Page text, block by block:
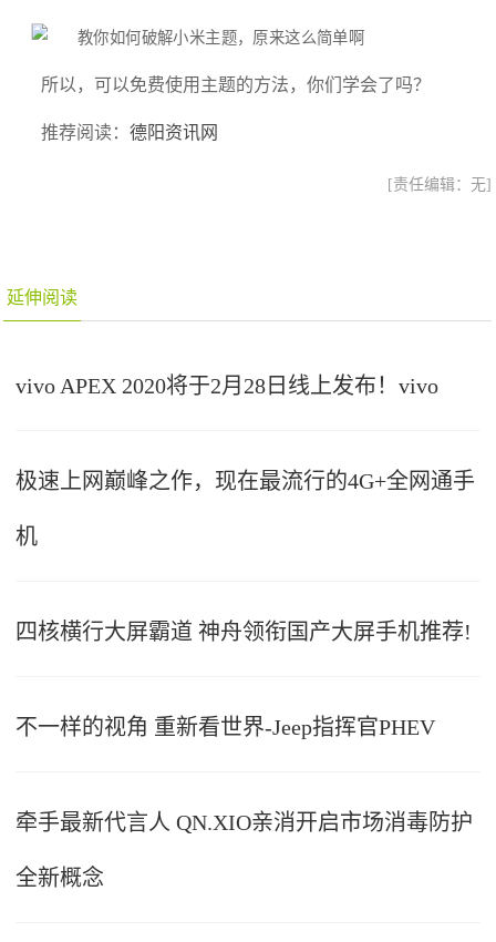
所以，可以免费使用主题的方法，你们学会了吗？
推荐阅读：德阳资讯网
[责任编辑：无]
延伸阅读
vivo APEX 2020将于2月28日线上发布！vivo
极速上网巅峰之作，现在最流行的4G+全网通手
机
四核横行大屏霸道 神舟领衔国产大屏手机推荐!
不一样的视角 重新看世界-Jeep指挥官PHEV
牵手最新代言人 QN.XIO亲消开启市场消毒防护
全新概念